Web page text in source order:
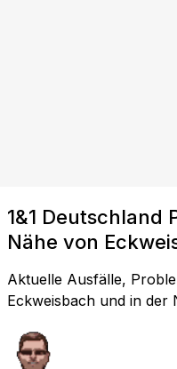
1&1 Deutschland
Nähe von
Aktuelle Ausfälle,
Eckweisbach und in der